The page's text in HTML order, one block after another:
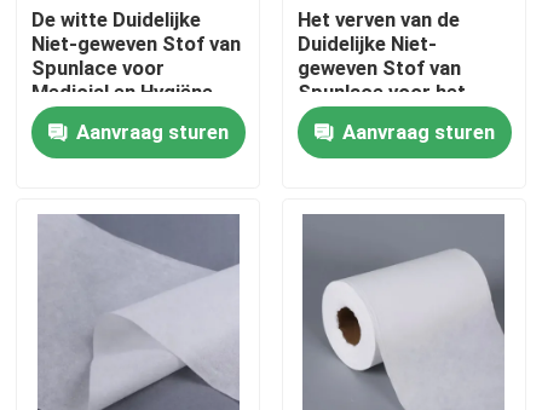
Kwaliteitscontrole
Contacteer ons
Viscosestapelvezel
Stapelvezel van gerecycled polyester
Stapelvezel van polypropyleen
De witte Duidelijke
Niet-geweven Stof van
Spunlace voor
Medicial en Hygiëne
Aanvraag sturen
Het verven van de
Duidelijke Niet-
geweven Stof van
Spunlace voor het
Leveren en Keuken het
Schoonmaken
Aanvraag sturen